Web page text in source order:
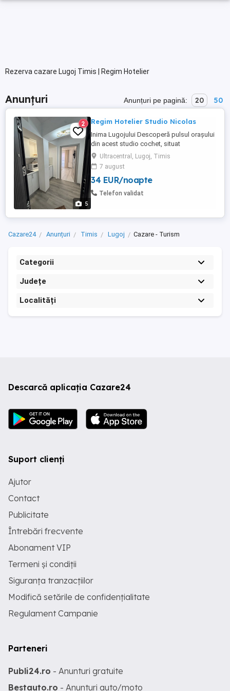
Rezerva cazare Lugoj Timis | Regim Hotelier
Anunțuri Anunțuri pe pagină: 20 50
5
2 Regim Hotelier Studio Nicolas
Inima Lugojului Descoperă pulsul orașului
din acest studio cochet, situat
ULTRACENTRAL! Ești la câțiva pași de
cele mai cool baruri, terase și zona
pietonală. De ce să ne alegi? Locație
imbatabilă: Ești în centrul distracției și al
relaxării. Acces facil: Parcare disponibilă
Ultracentral, Lugoj, Timis
7 august
34 EUR/noapte
Telefon validat
Cazare24 Anunțuri Timis Lugoj Cazare - Turism
Categorii
Județe
Localități
Descarcă aplicația Cazare24
Suport clienți
Ajutor
Contact
Publicitate
Întrebări frecvente
Abonament VIP
Termeni și condiții
Siguranța tranzacțiilor
Modifică setările de confidențialitate
Regulament Campanie
Parteneri
Publi24.ro - Anunturi gratuite
Bestauto.ro - Anunturi auto/moto